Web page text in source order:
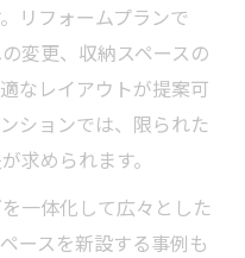
リフォームプランで
変更、収納スペースの
なレイアウトが提案可
ションでは、限られた
求められます。
一体化して広々とした
ースを新設する事例も